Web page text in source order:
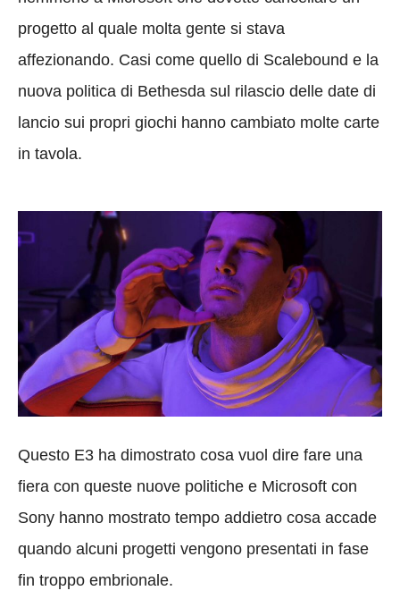
progetto al quale molta gente si stava
affezionando. Casi come quello di Scalebound e la
nuova politica di Bethesda sul rilascio delle date di
lancio sui propri giochi hanno cambiato molte carte
in tavola.
Questo E3 ha dimostrato cosa vuol dire fare una
fiera con queste nuove politiche e Microsoft con
Sony hanno mostrato tempo addietro cosa accade
quando alcuni progetti vengono presentati in fase
fin troppo embrionale.